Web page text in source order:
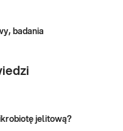
badania
jelitową?